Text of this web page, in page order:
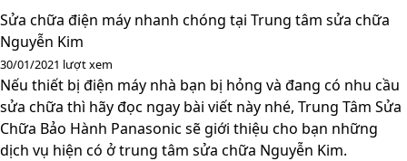
Sửa chữa điện máy nhanh chóng tại Trung tâm sửa chữa
Nguyễn Kim
30/01/2021 lượt xem
Nếu thiết bị điện máy nhà bạn bị hỏng và đang có nhu cầu
sửa chữa thì hãy đọc ngay bài viết này nhé, Trung Tâm Sửa
Chữa Bảo Hành Panasonic sẽ giới thiệu cho bạn những
dịch vụ hiện có ở trung tâm sửa chữa Nguyễn Kim.